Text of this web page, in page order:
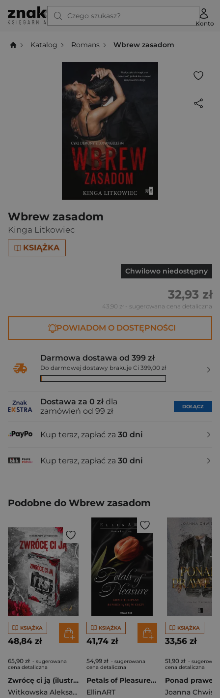
Czego szukasz?
Konto
Katalog Romans Wbrew zasadom
Wbrew zasadom
Kinga Litkowiec
KSIĄŻKA
Chwilowo niedostępny
32,93 zł
43,90 zł - sugerowana cena detaliczna
POWIADOM O DOSTĘPNOŚCI
Darmowa dostawa od 399 zł
Do darmowej dostawy brakuje Ci 399,00 zł
Dostawa za 0 zł dla
zamówień od 99 zł
DOŁĄCZ
Kup teraz, zapłać za 30 dni
Kup teraz, zapłać za 30 dni
Podobne do Wbrew zasadom
KSIĄŻKA
48,84 zł
65,90 zł - sugerowana
cena detaliczna
Zwrócę ci ją (ilustrowane brzegi)
Witkowska Aleksandra
KSIĄŻKA
41,74 zł
54,99 zł - sugerowana
cena detaliczna
Petals of Pleasure. Gdzie tulipany rumienią się w ciszy
EllinART
KSIĄŻKA
33,56 zł
51,90 zł -
cena detaliczna
Joanna